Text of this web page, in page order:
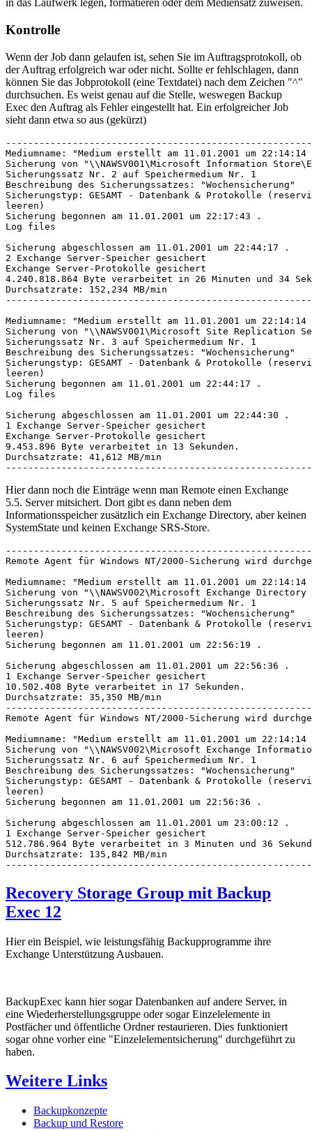
in das Laufwerk legen, formatieren oder dem Mediensatz zuweisen.
Kontrolle
Wenn der Job dann gelaufen ist, sehen Sie im Auftragsprotokoll, ob
der Auftrag erfolgreich war oder nicht. Sollte er fehlschlagen, dann
können Sie das Jobprotokoll (eine Textdatei) nach dem Zeichen "^"
durchsuchen. Es weist genau auf die Stelle, weswegen Backup
Exec den Auftrag als Fehler eingestellt hat. Ein erfolgreicher Job
sieht dann etwa so aus (gekürzt)
Mediumname: "Medium erstellt am 11.01.2001 um 22:14:14
Sicherung von "\\NAWSV001\Microsoft Information
Sicherungssatz Nr. 2 auf Speichermedium Nr. 1
Beschreibung des Sicherungssatzes: "Wochensicherung"
Sicherungstyp: GESAMT - Datenbank & Protokolle
leeren)
Sicherung begonnen am 11.01.2001 um 22:17:43 .
Log files
Sicherung abgeschlossen am 11.01.2001 um 22:44:17 .
2 Exchange Server-Speicher gesichert
Exchange Server-Protokolle gesichert
4.240.818.864 Byte verarbeitet in 26 Minuten und 34
Durchsatzrate: 152,234 MB/min
Mediumname: "Medium erstellt am 11.01.2001 um 22:14:14
Sicherung von "\\NAWSV001\Microsoft Site Replication
Sicherungssatz Nr. 3 auf Speichermedium Nr. 1
Beschreibung des Sicherungssatzes: "Wochensicherung"
Sicherungstyp: GESAMT - Datenbank & Protokolle
leeren)
Sicherung begonnen am 11.01.2001 um 22:44:17 .
Log files
Sicherung abgeschlossen am 11.01.2001 um 22:44:30 .
1 Exchange Server-Speicher gesichert
Exchange Server-Protokolle gesichert
9.453.896 Byte verarbeitet in 13 Sekunden.
Durchsatzrate: 41,612 MB/min
Hier dann noch die Einträge wenn man Remote einen Exchange
5.5. Server mitsichert. Dort gibt es dann neben dem
Informationsspeicher zusätzlich ein Exchange Directory, aber keinen
SystemState und keinen Exchange SRS-Store.
Remote Agent für Windows NT/2000-Sicherung wird
Mediumname: "Medium erstellt am 11.01.2001 um 22:14:14
Sicherung von "\\NAWSV002\Microsoft Exchange Directory
Sicherungssatz Nr. 5 auf Speichermedium Nr. 1
Beschreibung des Sicherungssatzes: "Wochensicherung"
Sicherungstyp: GESAMT - Datenbank & Protokolle
leeren)
Sicherung begonnen am 11.01.2001 um 22:56:19 .
Sicherung abgeschlossen am 11.01.2001 um 22:56:36 .
1 Exchange Server-Speicher gesichert
10.502.408 Byte verarbeitet in 17 Sekunden.
Durchsatzrate: 35,350 MB/min
Remote Agent für Windows NT/2000-Sicherung wird
Mediumname: "Medium erstellt am 11.01.2001 um 22:14:14
Sicherung von "\\NAWSV002\Microsoft Exchange
Sicherungssatz Nr. 6 auf Speichermedium Nr. 1
Beschreibung des Sicherungssatzes: "Wochensicherung"
Sicherungstyp: GESAMT - Datenbank & Protokolle
leeren)
Sicherung begonnen am 11.01.2001 um 22:56:36 .
Sicherung abgeschlossen am 11.01.2001 um 23:00:12 .
1 Exchange Server-Speicher gesichert
512.786.964 Byte verarbeitet in 3 Minuten und 36
Durchsatzrate: 135,842 MB/min
Recovery Storage Group mit Backup
Exec 12
Hier ein Beispiel, wie leistungsfähig Backupprogramme ihre
Exchange Unterstützung Ausbauen.
BackupExec kann hier sogar Datenbanken auf andere Server, in
eine Wiederherstellungsgruppe oder sogar Einzelelemente in
Postfächer und öffentliche Ordner restaurieren. Dies funktioniert
sogar ohne vorher eine "Einzelelementsicherung" durchgeführt zu
haben.
Weitere Links
Backupkonzepte
Backup und Restore